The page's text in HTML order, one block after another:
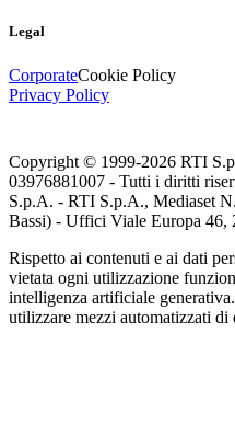
Legal
CorporateCookie Policy
Privacy Policy
Copyright © 1999-2026 RTI
03976881007 - Tutti i diritti
S.p.A. - RTI S.p.A., Mediaset
Bassi) - Uffici Viale Europa 46,
Rispetto ai contenuti e ai dati
vietata ogni utilizzazione
intelligenza artificiale
utilizzare mezzi automatizzati di